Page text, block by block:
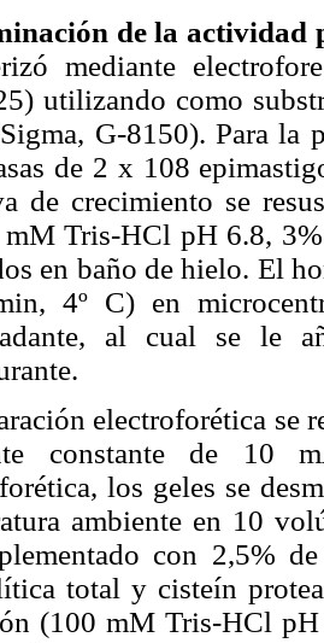
de la
mediante
utilizando como
G-8150). Para la
de 2 x 108
de crecimiento se
Tris-HCl pH 6.8,
en baño de hielo. El
4º C) en
al cual se le
electroforética se
constante de 10
los geles se
ambiente en 10
con 2,5%
total y cisteín
(100 mM Tris-HCl